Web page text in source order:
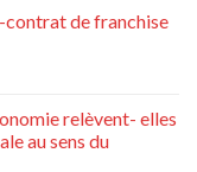
contrat de franchise
relèvent- elles
au sens du